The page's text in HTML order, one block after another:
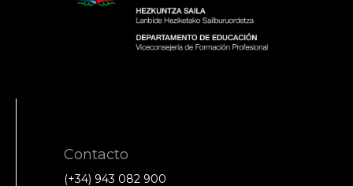
Contacto
(+34) 943 082 900